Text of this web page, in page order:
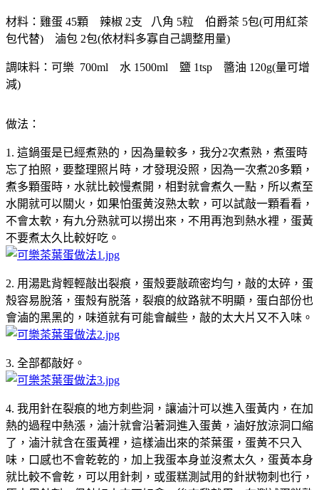
材料：雞蛋 45顆 辣椒 2支 八角 5粒 伯爵茶 5包(可用紅茶
包代替) 滷包 2包(依材料多寡自己調整用量)
調味料：可樂 700ml 水 1500ml 鹽 1tsp 醬油 120g(量可增
減)
做法：
1. 這鍋蛋是已經煮熟的，因為量較多，我分2次煮熟，煮蛋時
忘了拍照，要整理照片時，才發現没照，因為一次煮20多顆，
煮多顆蛋時，水就比較慢煮開，相對就會煮久一點，所以煮至
水開就可以關火，如果怕蛋黄沒熟太軟，可以試敲一顆看看，
不會太軟，有九分熟就可以撈出來，不用再泡到熱水裡，蛋黃
不要煮太久比較好吃。
2. 用湯匙背輕輕敲出裂痕，蛋殼要敲疏密均勻，敲的太碎，蛋
殼容易脫落，蛋殼有脱落，裂痕的紋路就不明顯，蛋白部份也
會滷的黑黑的，味道就有可能會鹹些，敲的太大片又不入味。
3. 全部都敲好。
4. 我用針在裂痕的地方刺些洞，讓滷汁可以進入蛋黃内，在加
熱的過程中熱漲，滷汁就會沿著洞進入蛋黄，滷好放涼洞口縮
了，滷汁就含在蛋黃裡，這樣滷出來的茶葉蛋，蛋黄不只入
味，口感也不會乾乾的，加上我蛋本身並沒煮太久，蛋黃本身
就比較不會乾，可以用針刺，或蛋糕測試用的針狀物刺也行，